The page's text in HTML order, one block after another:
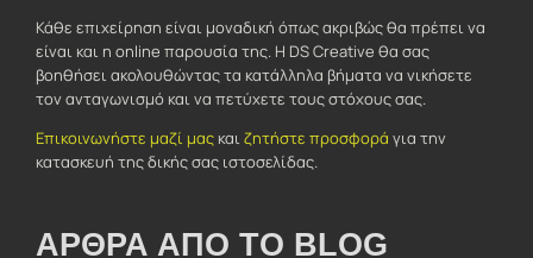
Κάθε επιχείρηση είναι μοναδική όπως ακριβώς θα πρέπει να
είναι και η online παρουσία της. Η DS Creative θα σας
βοηθήσει ακολουθώντας τα κατάλληλα βήματα να νικήσετε
τον ανταγωνισμό και να πετύχετε τους στόχους σας.
Επικοινωνήστε μαζί μας και ζητήστε προσφορά για την
κατασκευή της δικής σας ιστοσελίδας.
ΑΡΘΡΑ ΑΠΟ ΤΟ BLOG